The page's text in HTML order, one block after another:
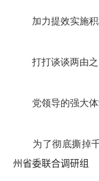
加力提效实施
打打谈谈两由之
党领导的强大
为了彻底撕掉
州省委联合调研组